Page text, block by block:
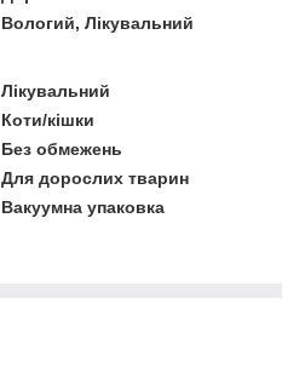
Вологий, Лікувальний
Лікувальний
Коти/кішки
Без обмежень
Для дорослих тварин
Вакуумна упаковка